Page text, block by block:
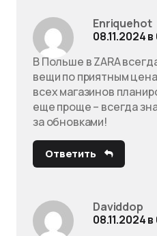
Enriquehot
08.11.2024
В Польше в ZARA
вещи по приятным
всех магазинов
еще проще – всегда
за обновками!
Ответить
Daviddop
08.11.2024